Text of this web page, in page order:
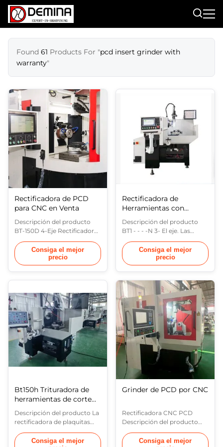
Found 61 Products For "pcd insert grinder with
warranty"
Rectificadora de PCD
para CNC en Venta
Descripción del producto
BT-150D 4-Eje Rectificadora
de herramientas CNC PCD
en oferta está hecha de
muela abrasivaoscilación eje
(eje X), eje de inclinación de
horizontal (eje C), eje de
alimentación de la pieza (eje
Y). El eje de alimentación ...
Consiga el mejor
precio
Rectificadora de
Herramientas con
Insertos de Diamante
(PCD)
Descripción del producto
BT1 - - - -N 3- El eje. Las
máquinas de CNCPCD y
PCBNEl molinillo de
herramientas está hecho de
rueda de molino ola
rotación en el plano
horizontal ((eje C), eje de
alimentación de la pieza de
trabajo ((eje Y).Noel eje de
alimentación de la ...
Consiga el mejor
precio
Bt150h Trituradora de
herramientas de corte
para PCD&CBN Insert
Descripción del producto La
rectificadora de plaquitas
PCD BT-150H está diseñada
para la fabricación y
Consiga el mejor
Grinder de PCD por CNC
Rectificadora CNC PCD
Descripción del producto
Rectificadora CNC PCD BT-
150Destá hecha de muela
Consiga el mejor